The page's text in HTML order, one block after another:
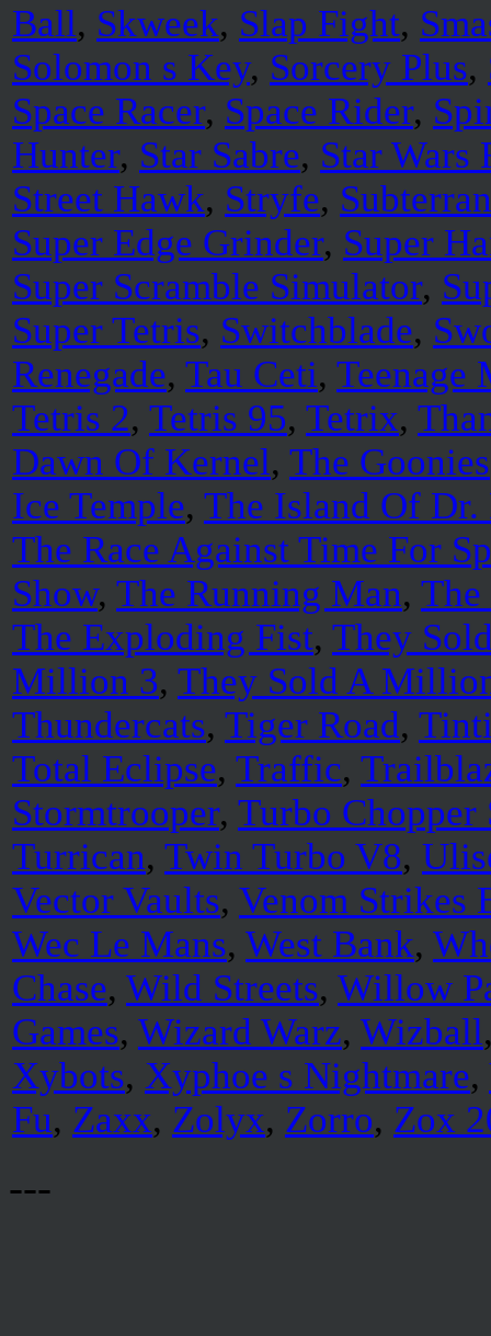
Ball, Skweek, Slap Fight,
Solomon s Key, Sorcery Plus,
Space Racer, Space Rider,
Hunter, Star Sabre, Star Wars
Street Hawk, Stryfe,
Super Edge Grinder, Super
Super Scramble Simulator,
Super Tetris, Switchblade,
Renegade, Tau Ceti, Teenage
Tetris 2, Tetris 95, Tetrix,
Dawn Of Kernel, The Goonies
Ice Temple, The Island Of Dr.
The Race Against Time For
Show, The Running Man, The
The Exploding Fist, They
Million 3, They Sold A
Thundercats, Tiger Road,
Total Eclipse, Traffic,
Stormtrooper, Turbo Chopper
Turrican, Twin Turbo V8,
Vector Vaults, Venom Strikes
Wec Le Mans, West Bank,
Chase, Wild Streets, Willow
Games, Wizard Warz, Wizball
Xybots, Xyphoe s Nightmare,
Fu, Zaxx, Zolyx, Zorro, Zox
---